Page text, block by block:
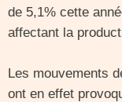
de 5,1% cette
affectant la
Les mouvements
ont en effet